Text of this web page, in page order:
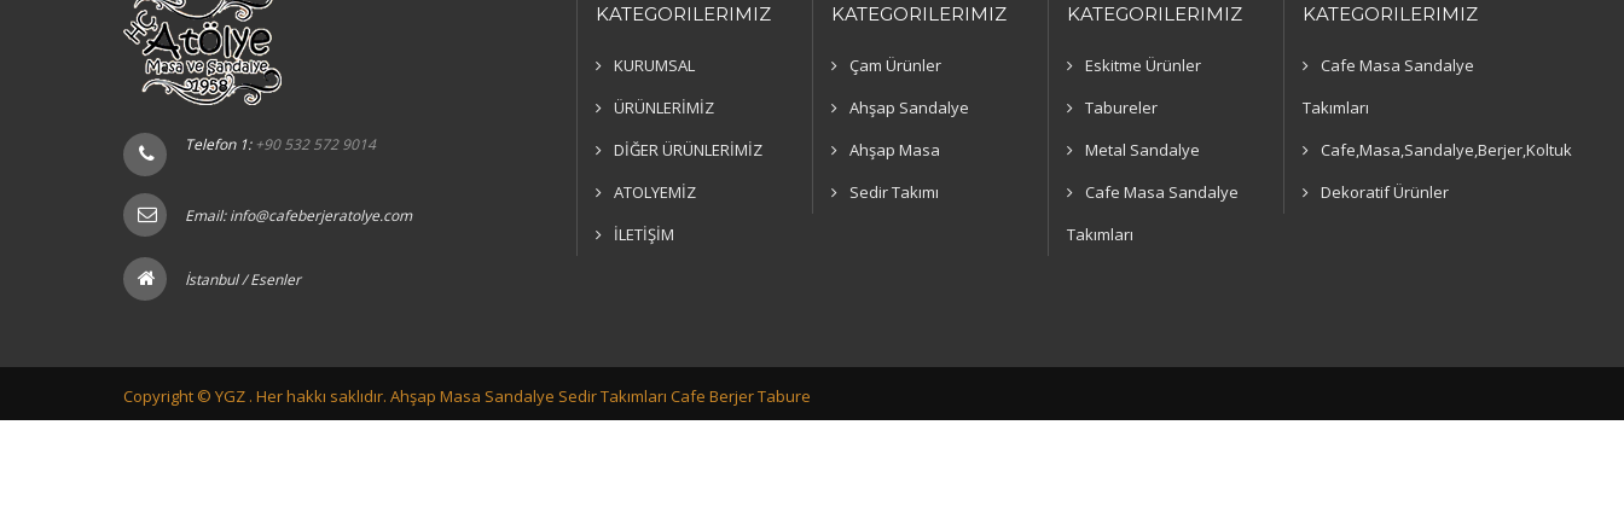
Telefon 1: +90 532 572 9014
Email:info@cafeberjeratolye.com
İstanbul / Esenler
KATEGORILERIMIZ
KURUMSAL
ÜRÜNLERİMİZ
DİĞER ÜRÜNLERİMİZ
ATOLYEMİZ
İLETİŞİM
KATEGORILERIMIZ
Çam Ürünler
Ahşap Sandalye
Ahşap Masa
Sedir Takımı
KATEGORILERIMIZ
Eskitme Ürünler
Tabureler
Metal Sandalye
Cafe Masa Sandalye
Takımları
KATEGORILERIMIZ
Cafe Masa Sandalye
Takımları
Cafe,Masa,Sandalye,Berjer,Koltuk
Dekoratif Ürünler
Copyright © YGZ . Her hakkı saklıdır. Ahşap Masa Sandalye Sedir Takımları Cafe Berjer Tabure